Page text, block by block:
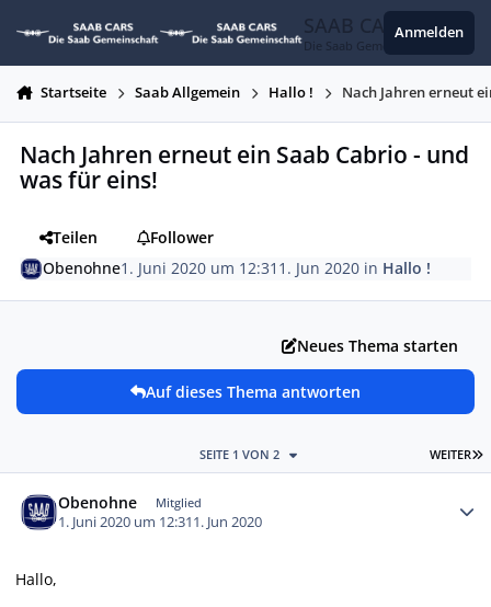
SAAB CARS
Die Saab Gemeinschaft
Anmelden
Startseite Saab Allgemein Hallo ! Nach Jahren erneut
Nach Jahren erneut ein Saab Cabrio - und
was für eins!
Teilen
Follower
Obenohne1. Juni 2020 um 12:31 1. Jun 2020 in Hallo !
Neues Thema starten
Auf dieses Thema antworten
WEITER
SEITE 1 VON 2
Obenohne Mitglied
1. Juni 2020 um 12:311. Jun 2020
Hallo,